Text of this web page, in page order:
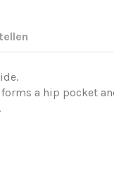
a hip pocket